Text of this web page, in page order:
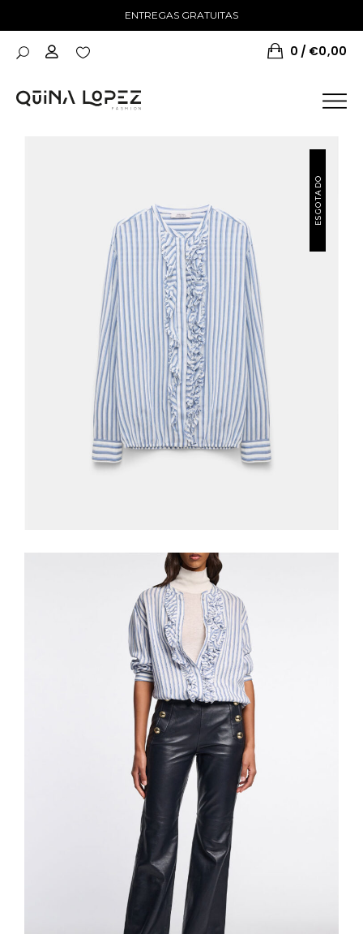
ENTREGAS GRATUITAS
0 €0,00
ESGOTADO